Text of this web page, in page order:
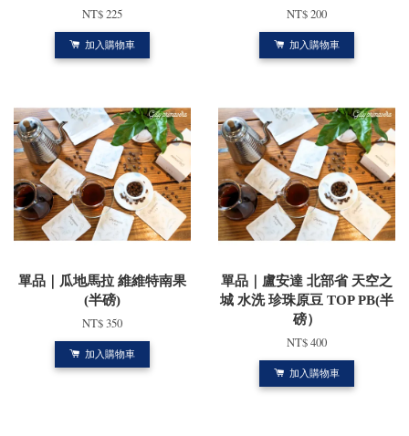
NT$ 225
加入購物車
NT$ 200
加入購物車
單品｜瓜地馬拉 維維特南果
(半磅)
NT$ 350
加入購物車
單品｜盧安達 北部省 天空之
城 水洗 珍珠原豆 TOP PB(半
磅）
NT$ 400
加入購物車